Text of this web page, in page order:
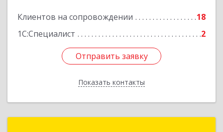
Клиентов на сопровождении
18
1С:Специалист
2
Отправить заявку
Показать контакты
Подробнее
Отправить заявку
Назад